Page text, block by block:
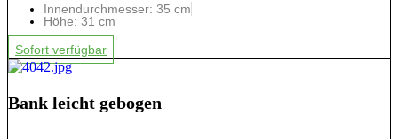
Innendurchmesser: 35 cm
Höhe: 31 cm
Sofort verfügbar
Bank leicht gebogen